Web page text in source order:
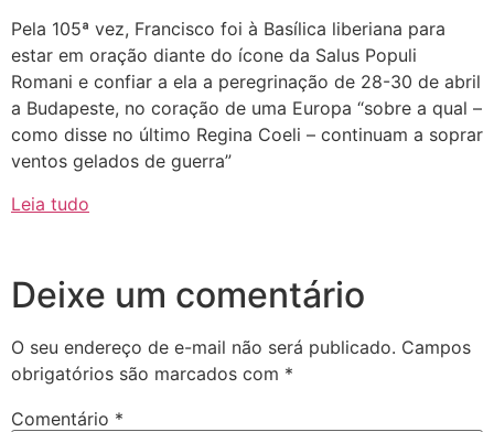
Pela 105ª vez, Francisco foi à Basílica liberiana para
estar em oração diante do ícone da Salus Populi
Romani e confiar a ela a peregrinação de 28-30 de abril
a Budapeste, no coração de uma Europa “sobre a qual –
como disse no último Regina Coeli – continuam a soprar
ventos gelados de guerra”
Leia tudo
Deixe um comentário
O seu endereço de e-mail não será publicado. Campos
obrigatórios são marcados com *
Comentário *